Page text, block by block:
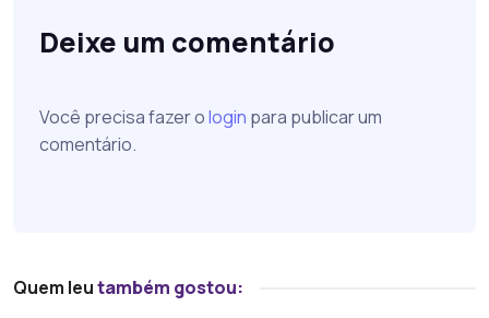
Deixe um comentário
Você precisa fazer ologin para publicar um
comentário.
Quem leutambém gostou: